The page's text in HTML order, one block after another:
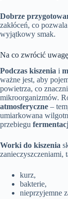
Dobrze
zakłóceń, co
wyjątkowy smak.
Na co zwrócić
Podczas kiszenia i
ważne jest, aby
powietrza, co
mikroorganizmów.
atmosferyczne –
umiarkowana
przebiegu
Worki do kiszenia
zanieczyszczeniami,
kurz,
bakterie,
nieprzyjemne